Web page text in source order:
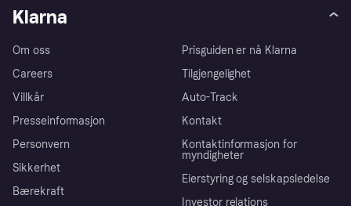
Klarna
Om oss
Careers
Villkår
Presseinformasjon
Personvern
Sikkerhet
Bærekraft
Prisguiden er nå Klarna
Tilgjengelighet
Auto-Track
Kontakt
Kontaktinformasjon for
myndigheter
Eierstyring og selskapsledelse
Investor relations